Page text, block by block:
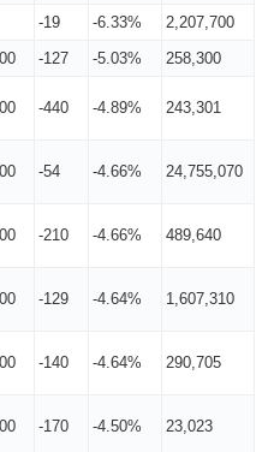
-19 -6.33%
2,207,700
-127 -5.03% 258,300
-440 -4.89% 243,301
-54 -4.66% 24,755,070
-210 -4.66% 489,640
-129 -4.64% 1,607,310
-140 -4.64% 290,705
-170 -4.50% 23,023